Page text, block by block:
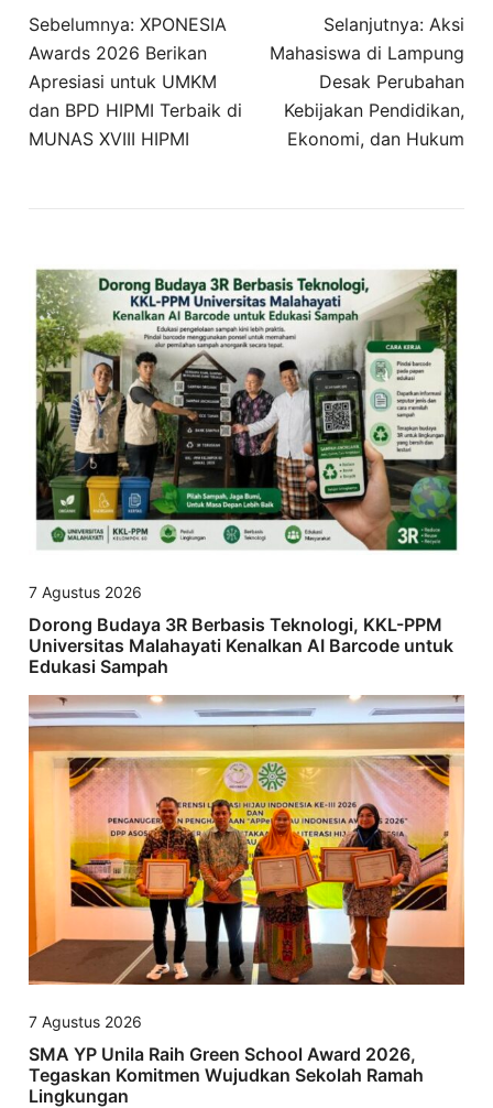
Navigasi
pos
Sebelumnya: XPONESIA
Awards 2026 Berikan
Apresiasi untuk UMKM
dan BPD HIPMI Terbaik di
MUNAS XVIII HIPMI
Selanjutnya: Aksi
Mahasiswa di Lampung
Desak Perubahan
Kebijakan Pendidikan,
Ekonomi, dan Hukum
7 Agustus 2026
Dorong Budaya 3R Berbasis Teknologi, KKL-PPM
Universitas Malahayati Kenalkan AI Barcode untuk
Edukasi Sampah
7 Agustus 2026
SMA YP Unila Raih Green School Award 2026,
Tegaskan Komitmen Wujudkan Sekolah Ramah
Lingkungan